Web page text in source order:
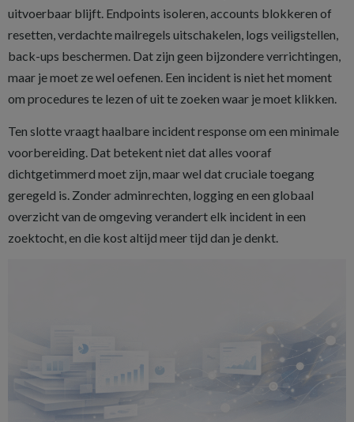
uitvoerbaar blijft. Endpoints isoleren, accounts blokkeren of
resetten, verdachte mailregels uitschakelen, logs veiligstellen,
back-ups beschermen. Dat zijn geen bijzondere verrichtingen,
maar je moet ze wel oefenen. Een incident is niet het moment
om procedures te lezen of uit te zoeken waar je moet klikken.
Ten slotte vraagt haalbare incident response om een minimale
voorbereiding. Dat betekent niet dat alles vooraf
dichtgetimmerd moet zijn, maar wel dat cruciale toegang
geregeld is. Zonder adminrechten, logging en een globaal
overzicht van de omgeving verandert elk incident in een
zoektocht, en die kost altijd meer tijd dan je denkt.